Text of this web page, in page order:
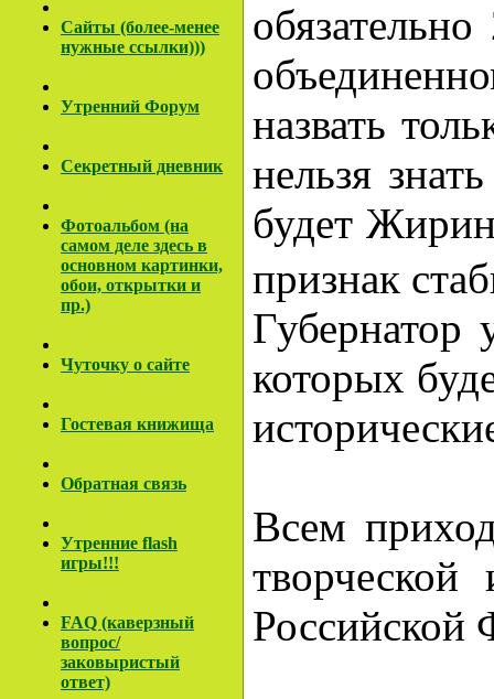
Сайты (более-менее
нужные ссылки)))
Утренний Форум
Секретный дневник
Фотоальбом (на
самом деле здесь в
основном картинки,
обои, открытки и
пр.)
Чуточку о сайте
Гостевая книжища
Обратная связь
Утренние flash
игры!!!
FAQ (каверзный
вопрос/
заковыристый
ответ)
назвать
нельзя
будет
признак
Губернатор
которых
Всем
творческой
Российской